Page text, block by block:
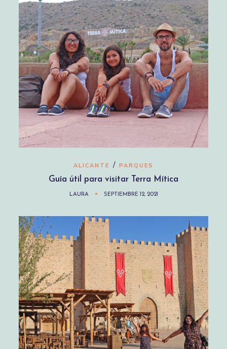
ALICANTE / PARQUES
Guía útil para visitar Terra Mítica
LAURA SEPTIEMBRE 12, 2021